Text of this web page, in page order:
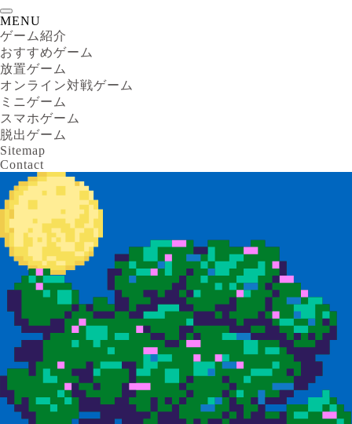
MENU
ゲーム紹介
おすすめゲーム
放置ゲーム
オンライン対戦ゲーム
ミニゲーム
スマホゲーム
脱出ゲーム
Sitemap
Contact